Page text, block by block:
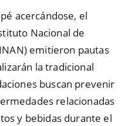
acercándose, el
Nacional de
emitieron pautas
la tradicional
buscan prevenir
relacionadas
y bebidas durante el